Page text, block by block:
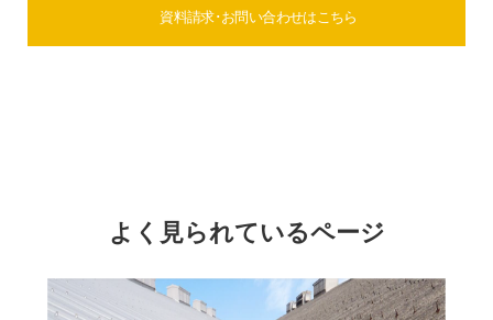
資料請求･お問い合わせはこちら
よく見られているページ